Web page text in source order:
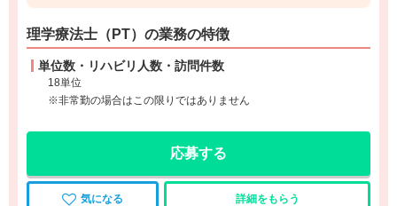
理学療法士（PT）の業務の特徴
単位数・リハビリ人数・訪問件数
18単位
※非常勤の場合はこの限りではありません
応募する
気になる 詳細をもらう